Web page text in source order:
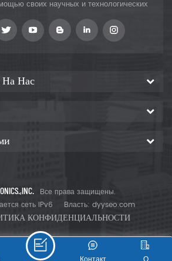
своих научных и технологических
чтобы предоставить клиентам
На Нас
Все права защищены.
сеть IPv6
Власть: dyyseo.com
КОНФИДЕНЦИАЛЬНОСТИ